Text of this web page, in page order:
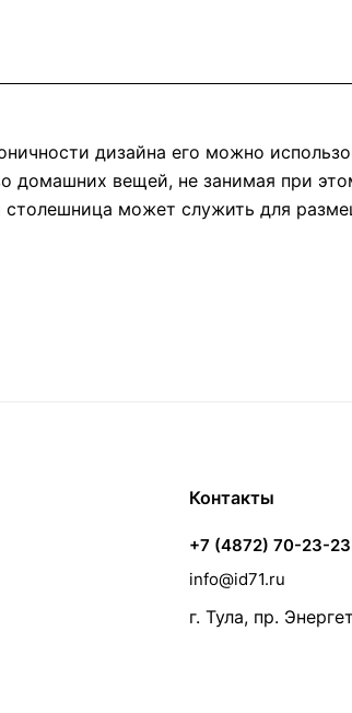
дизайна его можно
домашних вещей, не занимая при
может служить для
Контакты
+7 (4872) 70-23-23
info@id71.ru
г. Тула, пр.